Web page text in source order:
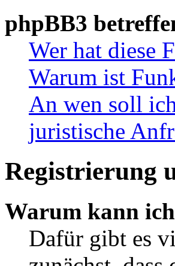
phpBB3
Wer hat diese
Warum ist
An wen soll
juristische
Registrierung
Warum kann
Dafür gibt es